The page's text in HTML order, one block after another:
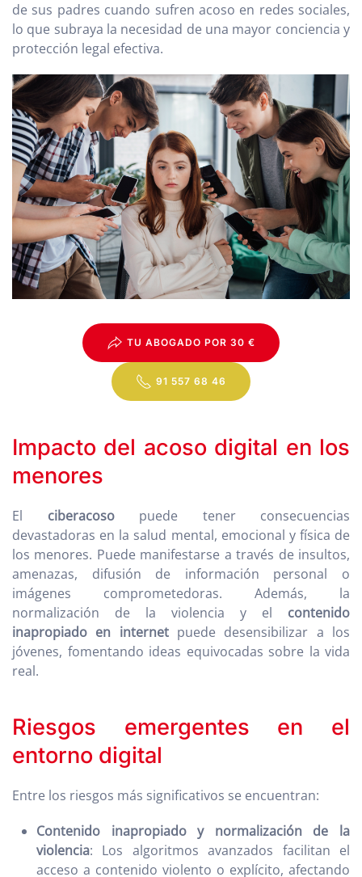
de sus padres cuando sufren acoso en redes sociales,
lo que subraya la necesidad de una mayor conciencia y
protección legal efectiva.
TU ABOGADO POR 30 €
91 557 68 46
Impacto del acoso digital en los
menores
El ciberacoso puede tener consecuencias
devastadoras en la salud mental, emocional y física de
los menores. Puede manifestarse a través de insultos,
amenazas, difusión de información personal o
imágenes comprometedoras. Además, la
normalización de la violencia y el contenido
inapropiado en internetpuede desensibilizar a los
jóvenes, fomentando ideas equivocadas sobre la vida
real.
Riesgos emergentes en el
entorno digital
Entre los riesgos más significativos se encuentran:
Contenido inapropiado y normalización de la
violencia: Los algoritmos avanzados facilitan el
acceso a contenido violento o explícito, afectando